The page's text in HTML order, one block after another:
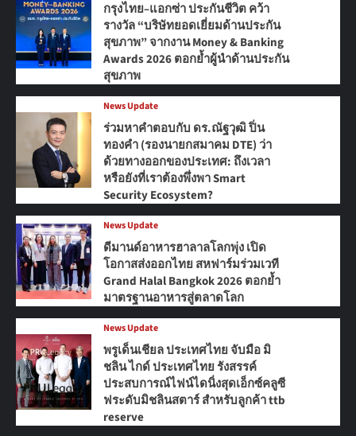
กรุงไทย–แอกซ่า ประกันชีวิต คว้า
รางวัล “บริษัทยอดเยี่ยมด้านประกัน
สุขภาพ” จากงาน Money & Banking
Awards 2026 ตอกย้ำผู้นำด้านประกัน
สุขภาพ
News Update
ร่วมหาคำตอบกับ ดร.ณัฐวุฒิ ปิ่น
ทองคำ (รองนายกสมาคม DTE) ว่า
ด้วยทางออกของประเทศ: ถึงเวลา
หรือยังที่เราต้องพึ่งพา Smart
Security Ecosystem?
News Update
ดีมานด์อาหารฮาลาลโลกพุ่ง เปิด
โอกาสส่งออกไทย สหฟาร์มร่วมเวที
Grand Halal Bangkok 2026 ตอกย้ำ
มาตรฐานอาหารสู่ตลาดโลก
News Update
พรูเด็นเชียล ประเทศไทย จับมือ มิ
ชลิน ไกด์ ประเทศไทย รังสรรค์
ประสบการณ์ไฟน์ไดนิ่งสุดเอ็กซ์คลูซี
ฟระดับมิชลินสตาร์ สำหรับลูกค้า ttb
reserve